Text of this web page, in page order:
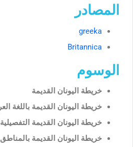
المصادر
greeka
Britannica
الوسوم
خريطة اليونان القديمة
خريطة اليونان القديمة باللغة
خريطة اليونان القديمة التفصيلية
خريطة اليونان القديمة بالمناطق